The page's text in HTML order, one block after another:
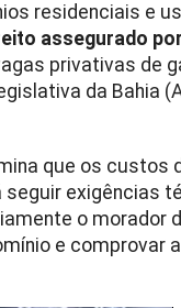
residenciais e
assegurado
privativas de
da Bahia
que os custos
seguir exigências
o morador
e comprovar